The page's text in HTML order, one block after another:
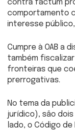
contra factum
comportamento
interesse
Cumpre à OAB a
também
fronteiras que
prerrogativas.
No tema da
jurídico), são dois
lado, o Código de